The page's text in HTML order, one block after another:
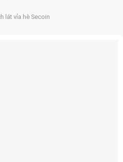
lát vỉa hè Secoin